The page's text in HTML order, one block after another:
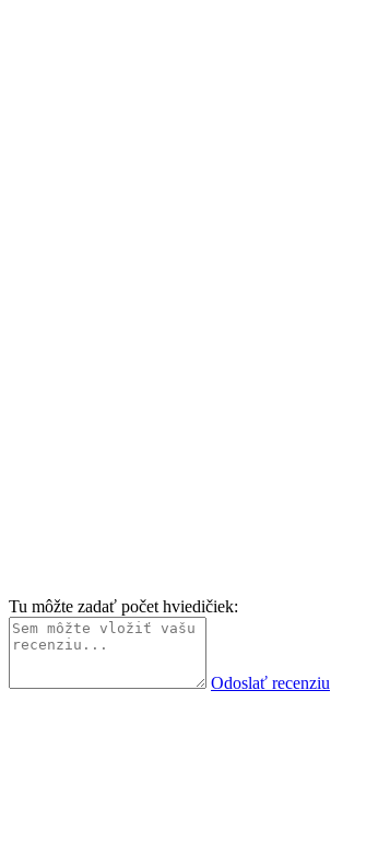
Tu môžte zadať počet hviedičiek:
Odoslať recenziu